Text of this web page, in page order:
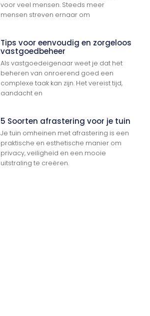
voor veel mensen. Steeds meer
mensen streven ernaar om
Tips voor eenvoudig en zorgeloos
vastgoedbeheer
Als vastgoedeigenaar weet je dat het
beheren van onroerend goed een
complexe taak kan zijn. Het vereist tijd,
aandacht en
5 Soorten afrastering voor je tuin
Je tuin omheinen met afrastering is een
praktische en esthetische manier om
privacy, veiligheid en een mooie
uitstraling te creëren.